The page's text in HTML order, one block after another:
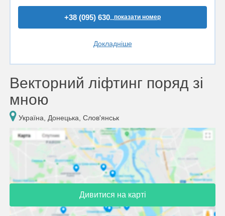
+38 (095) 630..показати номер
Докладніше
Векторний ліфтинг поряд зі
мною
Україна, Донецька, Слов'янськ
Дивитися на карті